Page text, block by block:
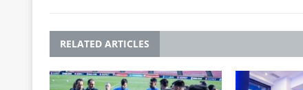
RELATED ARTICLES